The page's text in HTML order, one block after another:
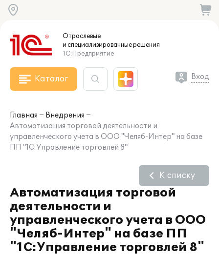
Отраслевые
и специализированныерешения
1С:Предприятие
Каталог Вход
Главная
Внедрения
Автоматизация торговой деятельности и
управленческого учета в ООО "Челяб-Интер" на базе
ПП "1С:Управление торговлей 8"
Автоматизация торговой
деятельности и
управленческого учета в ООО
"Челяб-Интер" на базе ПП
"1С:Управление торговлей 8"
К списку